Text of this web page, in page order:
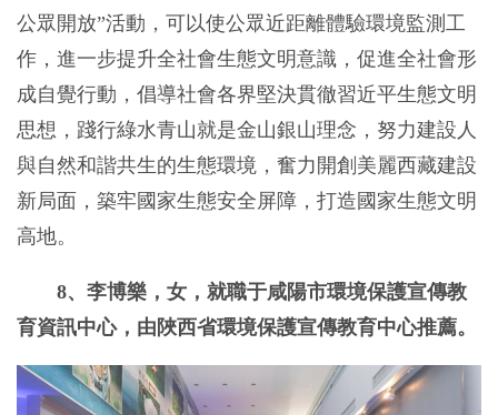
公眾開放”活動，可以使公眾近距離體驗環境監測工
作，進一步提升全社會生態文明意識，促進全社會形
成自覺行動，倡導社會各界堅決貫徹習近平生態文明
思想，踐行綠水青山就是金山銀山理念，努力建設人
與自然和諧共生的生態環境，奮力開創美麗西藏建設
新局面，築牢國家生態安全屏障，打造國家生態文明
高地。
8、李博樂，女，就職于咸陽市環境保護宣傳教
育資訊中心，由陜西省環境保護宣傳教育中心推薦。